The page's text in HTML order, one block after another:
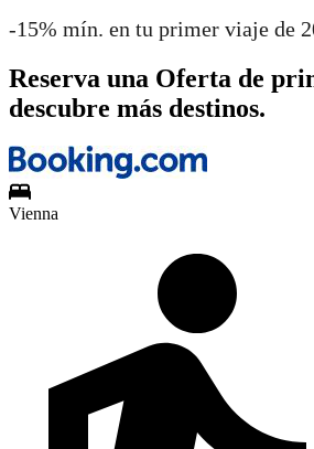
-15% mín. en tu primer viaje de
Reserva una Oferta de
descubre más destinos.
Vienna